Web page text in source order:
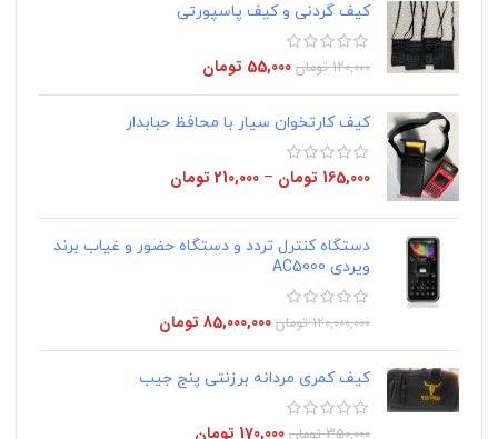
کیف گردنی و کیف پاسپورتی
120,000 تومان 55,000 تومان
کیف کارتخوان سیار با محافظ حبابدار
165,000 تومان –
210,000 تومان
دستگاه کنترل تردد و دستگاه حضور و غیاب برند
ویردی AC5000
120,000,000 تومان 85,000,000 تومان
کیف کمری مردانه برزنتی پنج جیب
350,000 تومان 170,000 تومان